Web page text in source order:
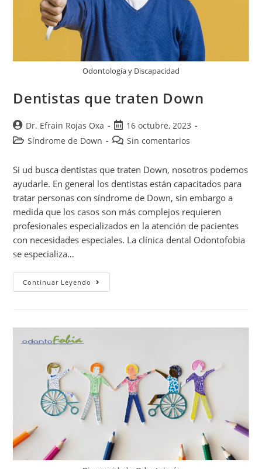
Odontología y Discapacidad
Dentistas que traten Down
Dr. Efrain Rojas Oxa
16 octubre, 2023
Síndrome de Down
Sin comentarios
Si ud busca dentistas que traten Down, nosotros podemos
ayudarle. En general los dentistas están capacitados para
tratar personas con síndrome de Down, sin embargo a
medida que los casos son más complejos requieren
profesionales especializados en la atención de pacientes
con necesidades especiales. La clínica dental Odontofobia
se especializa…
Continuar Leyendo